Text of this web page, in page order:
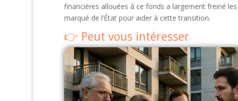
financières allouées à ce fonds a largement freiné
marqué de l’État pour aider à cette transition.
Peut vous intéresser